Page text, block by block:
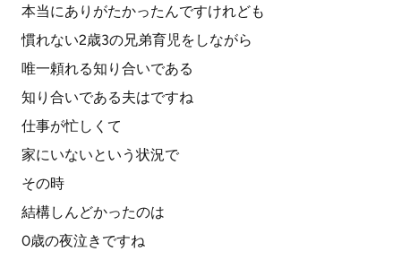
本当にありがたかったんですけれども
慣れない2歳3の兄弟育児をしながら
唯一頼れる知り合いである
知り合いである夫はですね
仕事が忙しくて
家にいないという状況で
その時
結構しんどかったのは
0歳の夜泣きですね